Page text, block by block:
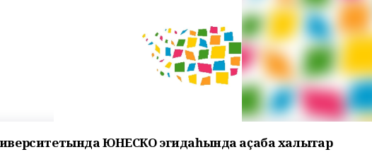
ЮНЕСКО эгидаһында аҫаба халыҡтар